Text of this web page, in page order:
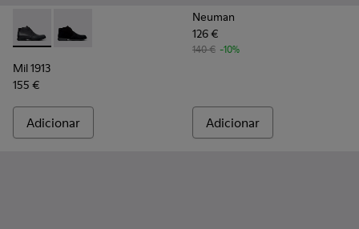
Mil 1913 - 36587-052 - Botins em pele preta Para homem.
Mil 1913 - 36587-055 - Botins de nubuck pretos Para
Mil 1913
155 €
Adicionar
Neuman
126 €
140 € -10%
Adicionar